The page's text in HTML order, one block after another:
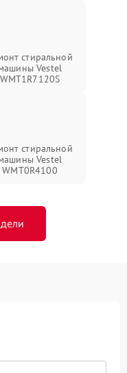
стиральной
Vestel
WMT1R7120S
стиральной
Vestel
WMT0R4100